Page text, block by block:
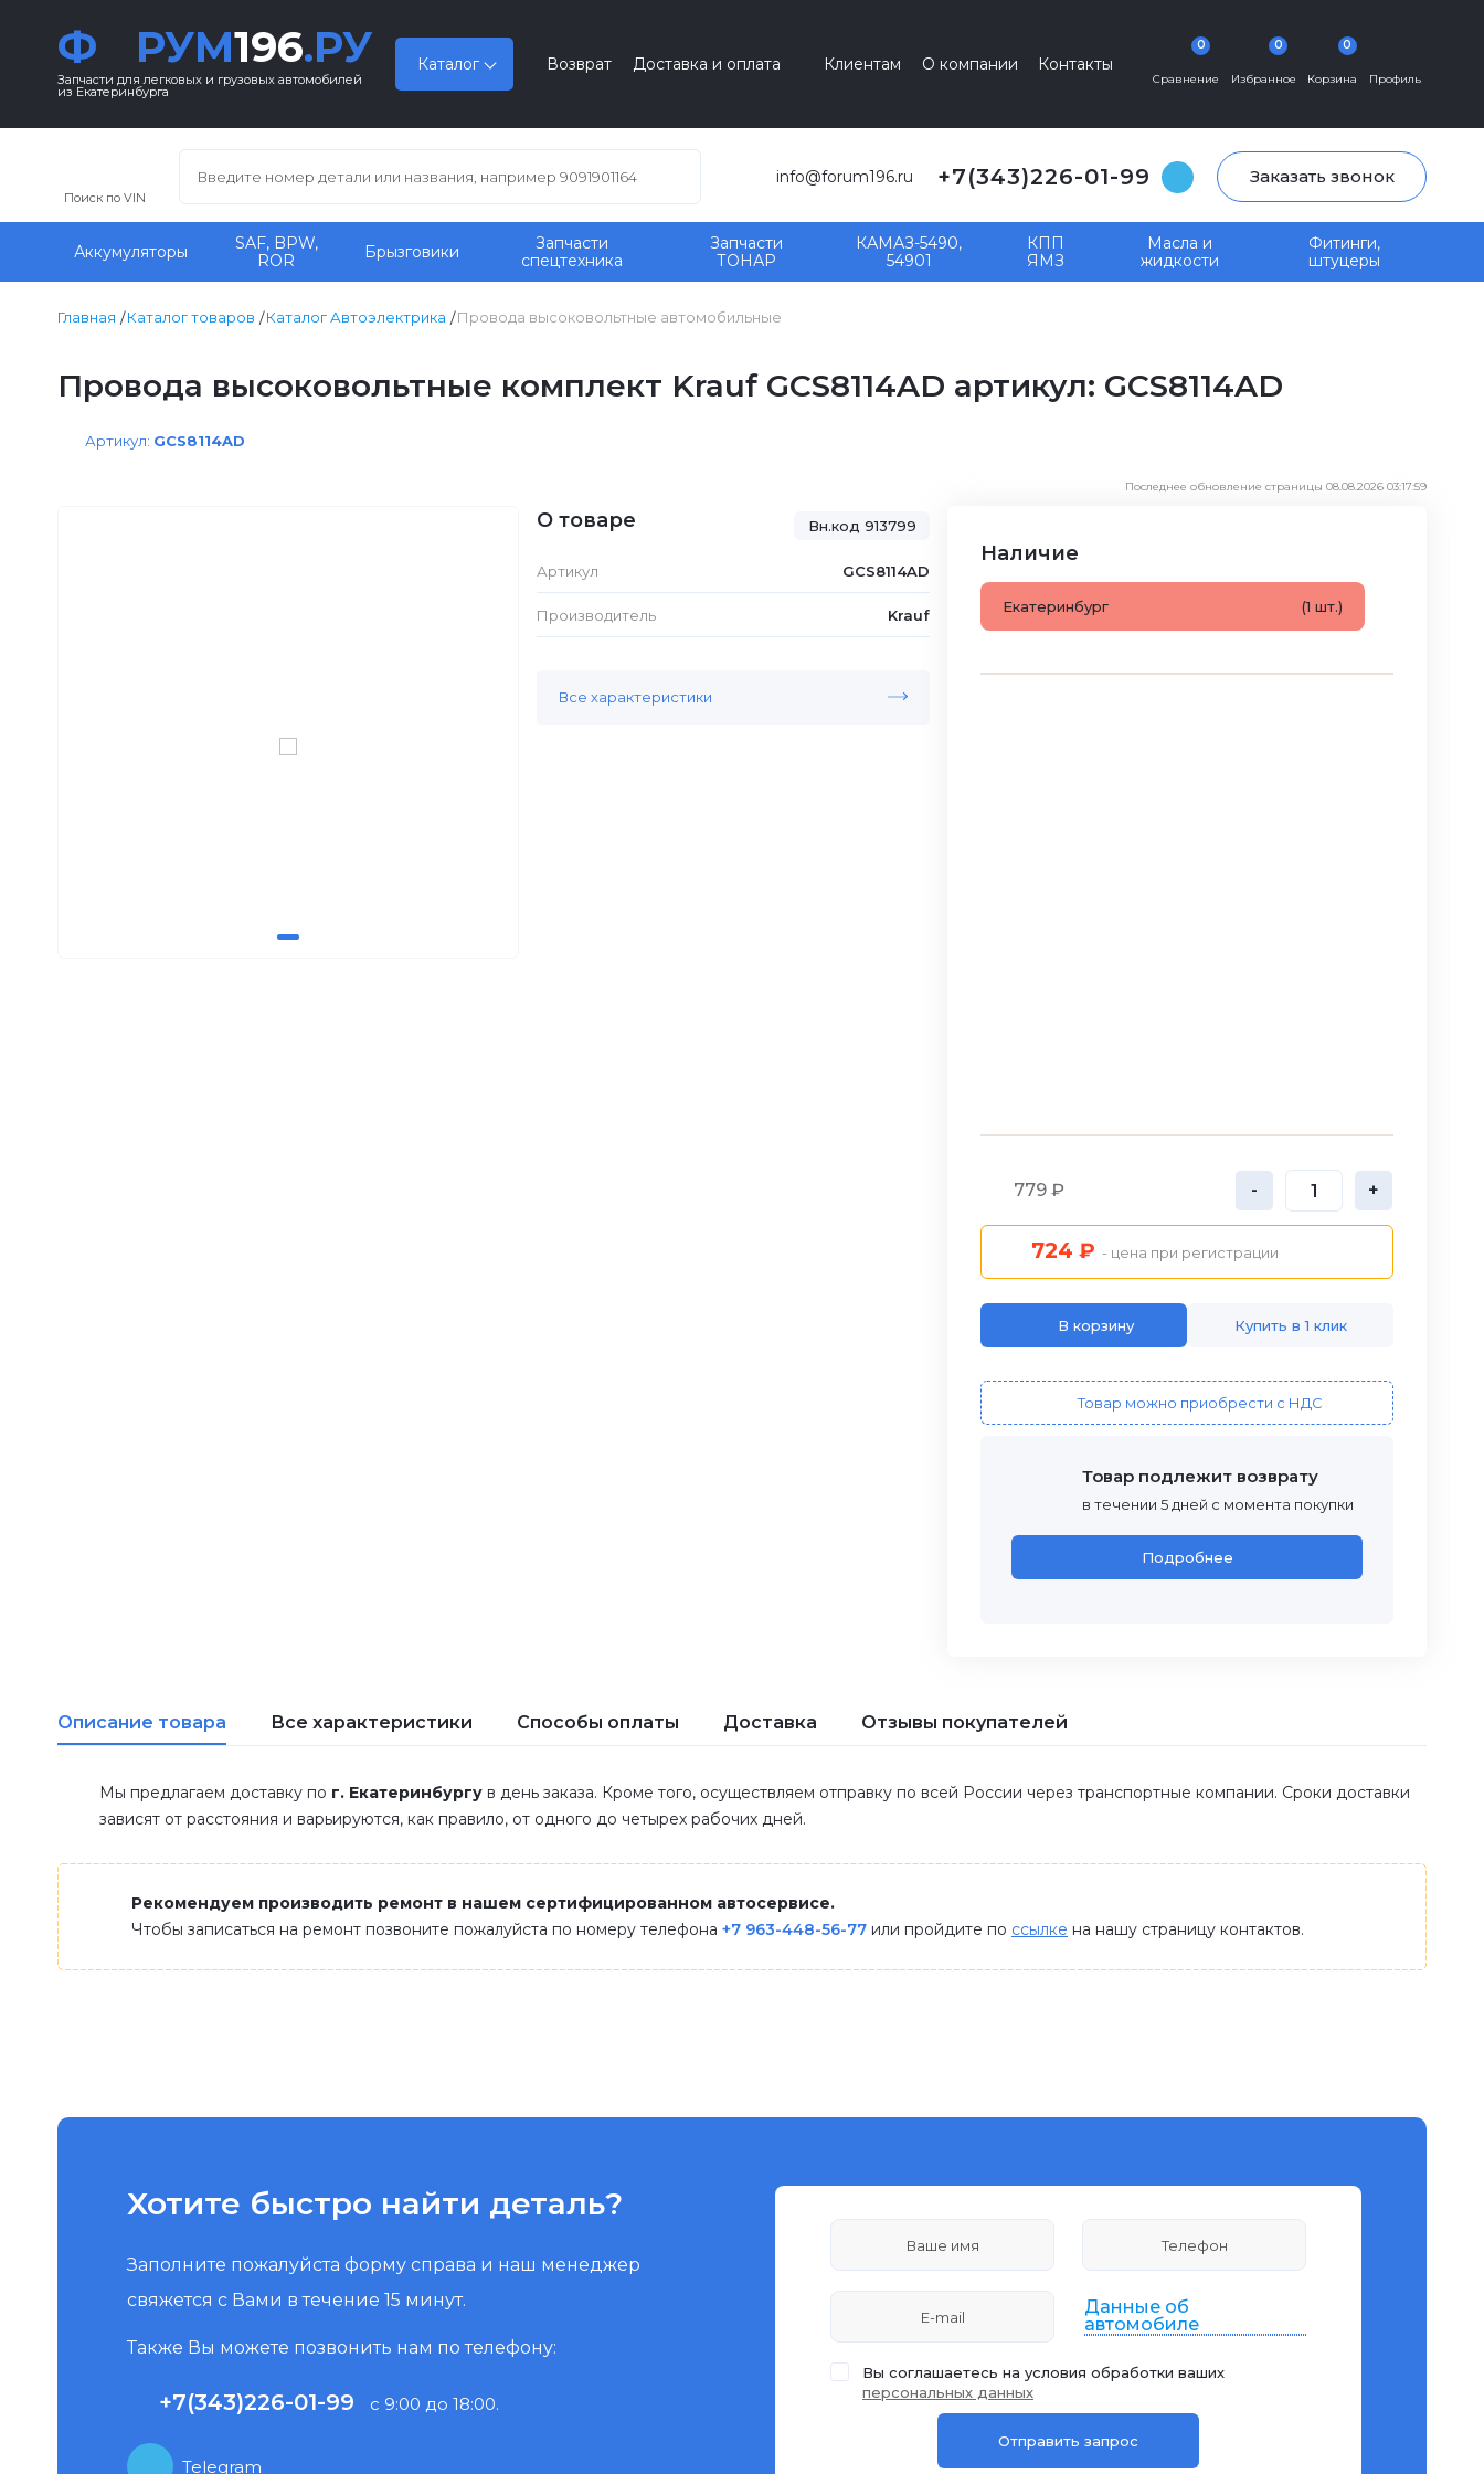
Ф РУМ196.РУ
Запчасти для легковых и грузовых автомобилей
из Екатеринбурга
Каталог Возврат Доставка и оплата Клиентам О компании Контакты
Сравнение
0
Избранное
0
Корзина
0
Профиль
Поиск по VIN
info@forum196.ru +7(343)226-01-99 Заказать звонок
Аккумуляторы
SAF, BPW,
ROR
Брызговики
Запчасти
спецтехника
Запчасти
ТОНАР
КАМАЗ-5490,
54901
КПП
ЯМЗ
Масла и
жидкости
Фитинги,
штуцеры
Главная Каталог товаров Каталог Автоэлектрика Провода высоковольтные автомобильные
Провода высоковольтные комплект Krauf GCS8114AD артикул: GCS8114AD
Артикул: GCS8114AD
Последнее обновление страницы 08.08.2026 03:17:59
Вн.код 913799
О товаре
Артикул GCS8114AD
Производитель Krauf
Все характеристики
Наличие
Екатеринбург (1 шт.)
779 ₽ - +
724 ₽ - цена при регистрации
В корзину Купить в 1 клик
Товар можно приобрести с НДС
Товар подлежит возврату
в течении 5 дней с момента покупки
Подробнее
Описание товара Все характеристики Способы оплаты Доставка Отзывы покупателей
Мы предлагаем доставку по г. Екатеринбургу в день заказа. Кроме того, осуществляем отправку по всей России через транспортные компании. Сроки доставки
зависят от расстояния и варьируются, как правило, от одного до четырех рабочих дней.
Рекомендуем производить ремонт в нашем сертифицированном автосервисе.
Чтобы записаться на ремонт позвоните пожалуйста по номеру телефона +7 963-448-56-77 или пройдите по ссылке на нашу страницу контактов.
Хотите быстро найти деталь?
Заполните пожалуйста форму справа и наш менеджер
свяжется с Вами в течение 15 минут.
Также Вы можете позвонить нам по телефону:
+7(343)226-01-99 с 9:00 до 18:00.
Telegram
Данные об
автомобиле
Вы соглашаетесь на условия обработки ваших
персональных данных